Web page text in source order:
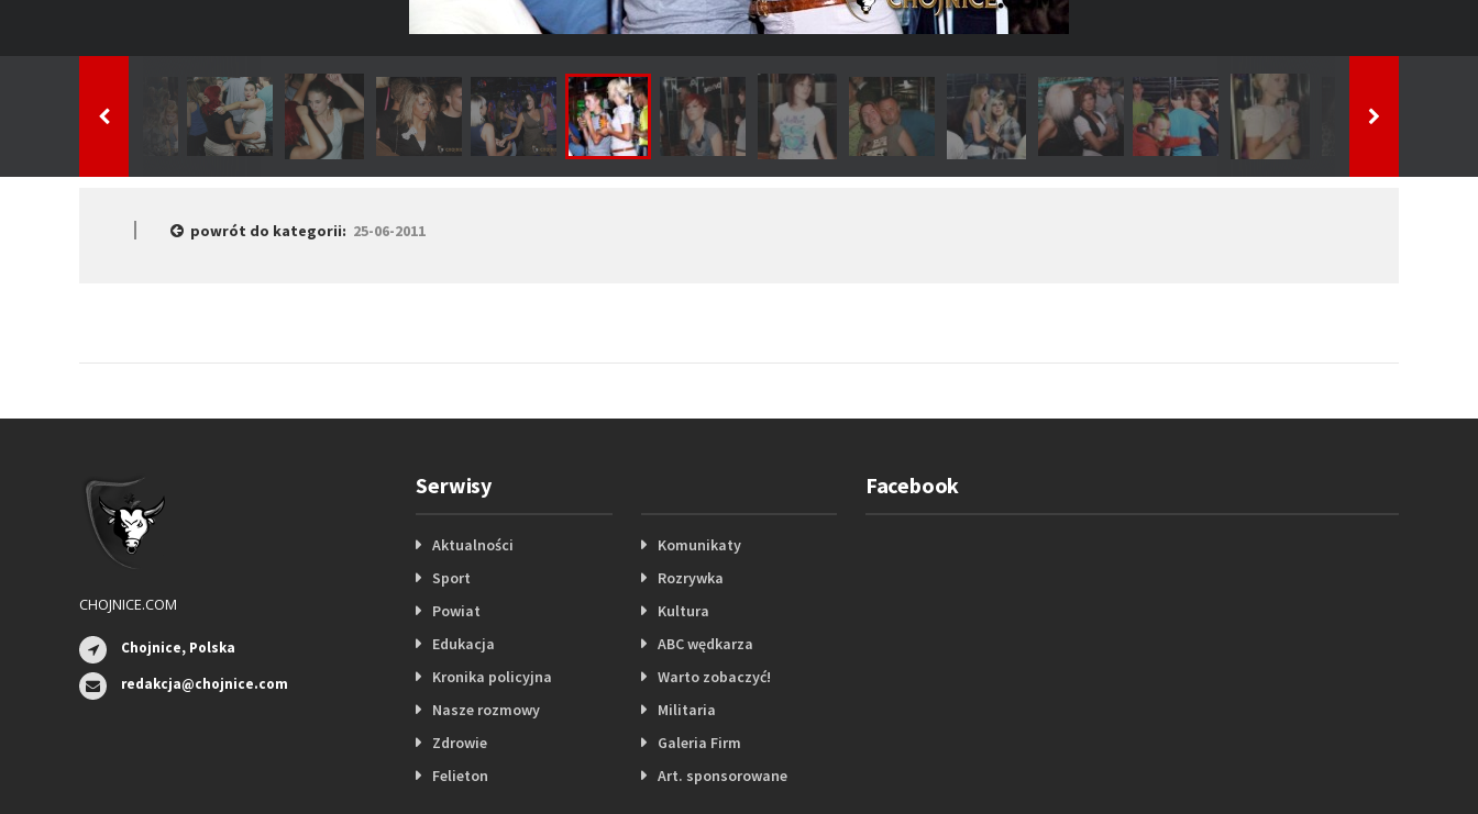
powrót do kategorii: 25-06-2011
CHOJNICE.COM
Chojnice, Polska
redakcja@chojnice.com
Serwisy
Aktualności
Sport
Powiat
Edukacja
Kronika policyjna
Nasze rozmowy
Zdrowie
Felieton
Komunikaty
Rozrywka
Kultura
ABC wędkarza
Warto zobaczyć!
Militaria
Galeria Firm
Art. sponsorowane
Facebook